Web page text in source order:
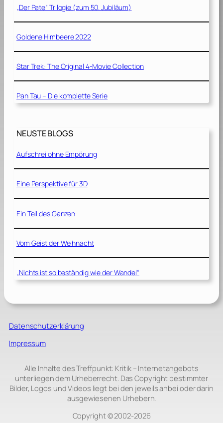
„Der Pate“ Trilogie (zum 50. Jubiläum)
Goldene Himbeere 2022
Star Trek: The Original 4-Movie Collection
Pan Tau – Die komplette Serie
NEUSTE BLOGS
Aufschrei ohne Empörung
Eine Perspektive für 3D
Ein Teil des Ganzen
Vom Geist der Weihnacht
„Nichts ist so beständig wie der Wandel“
Datenschutzerklärung
Impressum
Alle Inhalte des Treffpunkt: Kritik – Internetangebots
unterliegen dem Urheberrecht. Das Copyright bestimmter
Bilder, Logos und Videos liegt bei den jeweils anbei oder darin
ausgewiesenen Urhebern.
Copyright © 2002‑2026